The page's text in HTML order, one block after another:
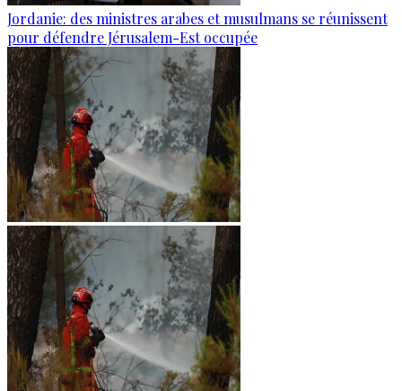
Jordanie: des ministres arabes et musulmans se réunissent
pour défendre Jérusalem-Est occupée